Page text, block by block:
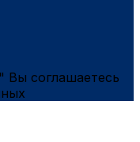
Вы соглашаетесь